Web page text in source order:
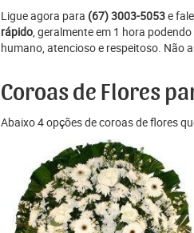
Ligue agora para (67) 3003-5053e
rápido, geralmente em 1 hora
humano, atencioso e respeitoso. Não
Coroas de Flores
Abaixo 4 opções de coroas de flores